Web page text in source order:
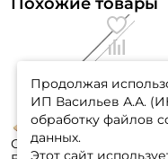
Спиннинг Zetrix
Продолжая
ИП Васильев А.А.
обработку файлов
данных.
Этот сайт